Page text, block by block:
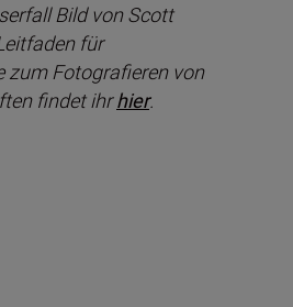
Bild von Scott
für
zum Fotografieren von
findet ihrhier.